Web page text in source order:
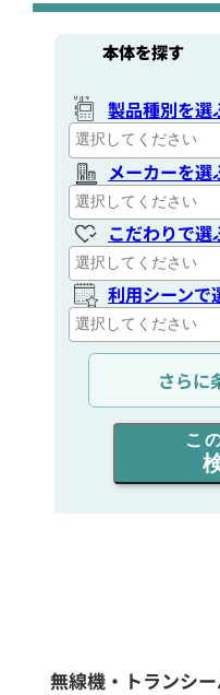
本体を探す
製品種別を選
メーカーを選
こだわりで選
利用シーンで
通信距離を選
出力を選ぶ
同時通話人数
さらに
こ
無線機・トランシ